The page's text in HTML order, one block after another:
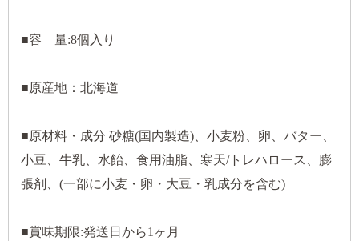
■容 量:8個入り
■原産地：北海道
■原材料・成分 砂糖(国内製造)、小麦粉、卵、バター、
小豆、牛乳、水飴、食用油脂、寒天/トレハロース、膨
張剤、(一部に小麦・卵・大豆・乳成分を含む)
■賞味期限:発送日から1ヶ月